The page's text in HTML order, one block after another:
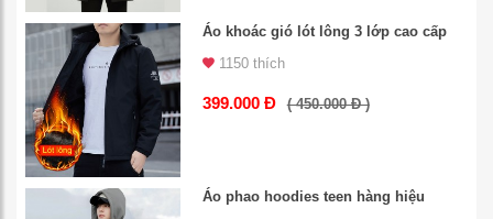
Áo khoác gió lót lông 3 lớp cao cấp
1150 thích
399.000 Đ ( 450.000 Đ )
Áo phao hoodies teen hàng hiệu